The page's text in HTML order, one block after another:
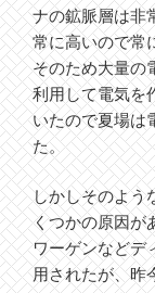
ナの鉱脈層は非
常に高いので常
そのため大量の
利用して電気を
いたので夏場は
た。
しかしそのよう
くつかの原因が
ワーゲンなどデ
用されたが、昨